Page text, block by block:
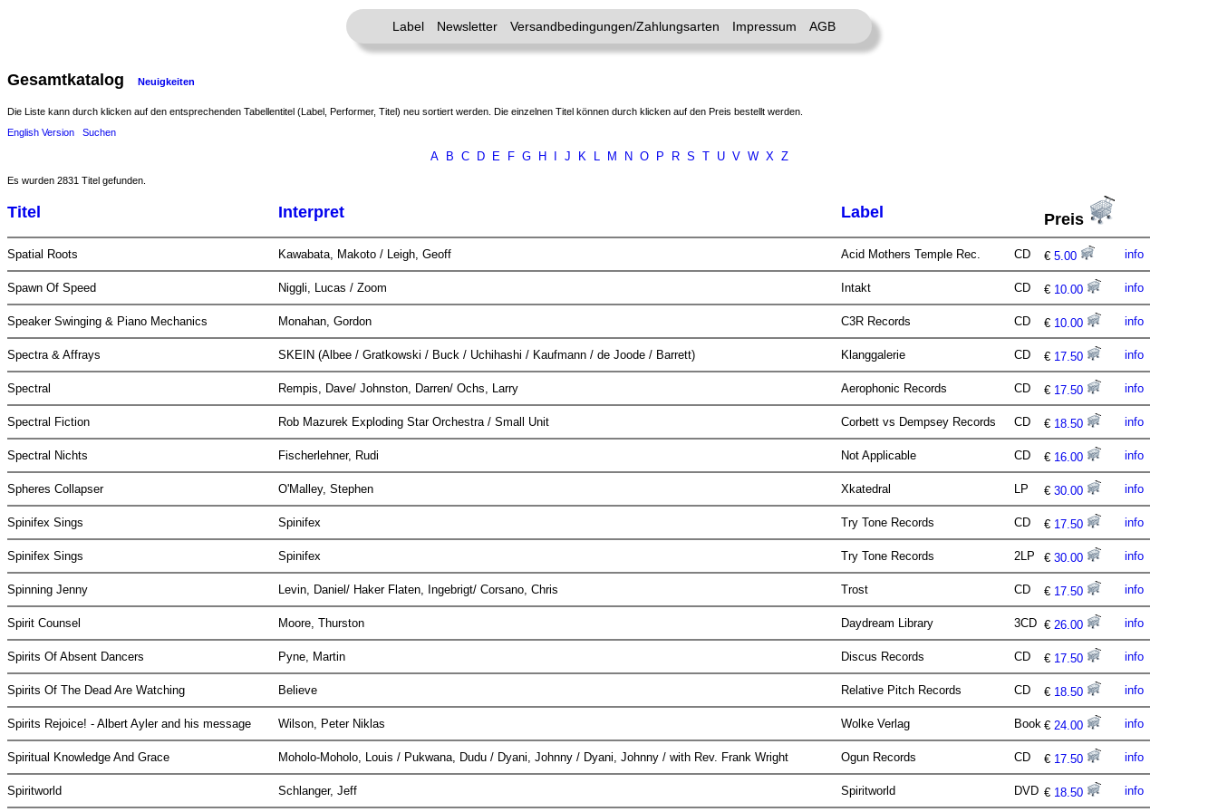
Label Newsletter Versandbedingungen/Zahlungsarten Impressum AGB
Gesamtkatalog Neuigkeiten
Die Liste kann durch klicken auf den entsprechenden Tabellentitel (Label, Performer, Titel) neu sortiert werden. Die einzelnen Titel können durch klicken auf den Preis bestellt werden.
English Version
Suchen
A B C D E F G H J K L M N O P R S T U V W X Z
Es wurden 2831 Titel gefunden.
Titel Interpret Label Preis
Spatial Roots Kawabata, Makoto / Leigh, Geoff Acid Mothers Temple Rec. CD € 5.00 info
Spawn Of Speed Niggli, Lucas / Zoom Intakt CD € 10.00 info
Speaker Swinging & Piano Mechanics Monahan, Gordon C3R Records CD € 10.00 info
Spectra & Affrays SKEIN (Albee / Gratkowski / Buck / Uchihashi / Kaufmann / de Joode / Barrett) Klanggalerie CD € 17.50 info
Spectral Rempis, Dave/ Johnston, Darren/ Ochs, Larry Aerophonic Records CD € 17.50 info
Spectral Fiction Rob Mazurek Exploding Star Orchestra / Small Unit Corbett vs Dempsey Records CD € 18.50 info
Spectral Nichts Fischerlehner, Rudi Not Applicable CD € 16.00 info
Spheres Collapser O'Malley, Stephen Xkatedral LP € 30.00 info
Spinifex Sings Spinifex Try Tone Records CD € 17.50 info
Spinifex Sings Spinifex Try Tone Records 2LP € 30.00 info
Spinning Jenny Levin, Daniel/ Haker Flaten, Ingebrigt/ Corsano, Chris Trost CD € 17.50 info
Spirit Counsel Moore, Thurston Daydream Library 3CD € 26.00 info
Spirits Of Absent Dancers Pyne, Martin Discus Records CD € 17.50 info
Spirits Of The Dead Are Watching Believe Relative Pitch Records CD € 18.50 info
Spirits Rejoice! - Albert Ayler and his message Wilson, Peter Niklas Wolke Verlag Book € 24.00 info
Spiritual Knowledge And Grace Moholo-Moholo, Louis / Pukwana, Dudu / Dyani, Johnny / Dyani, Johnny / with Rev. Frank Wright Ogun Records CD € 17.50 info
Spiritworld Schlanger, Jeff Spiritworld DVD € 18.50 info